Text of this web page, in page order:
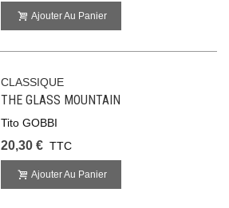
Ajouter Au Panier
CLASSIQUE
THE GLASS MOUNTAIN
Tito GOBBI
20,30 € TTC
Ajouter Au Panier